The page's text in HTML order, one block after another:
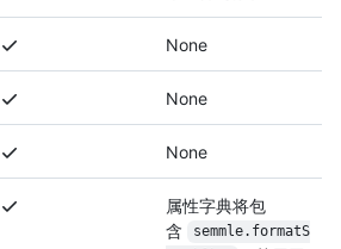
None
None
None
属性字典将包
含
semmle.formatS